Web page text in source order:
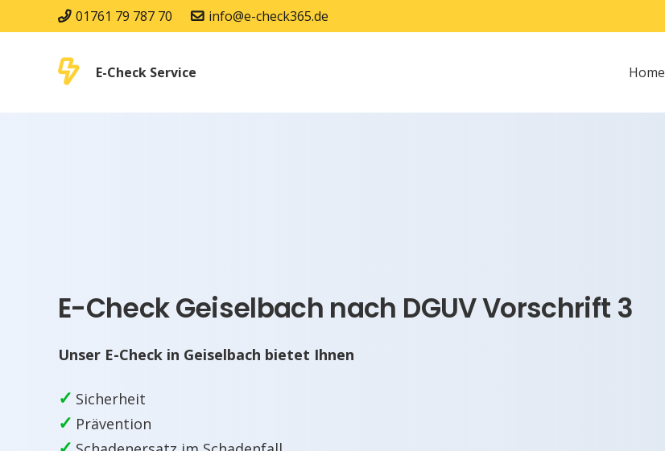
01761 79 787 70 info@e-check365.de
E-Check Service Home
E-Check Geiselbach nach DGUV Vorschrift 3
Unser E-Check in Geiselbach bietet Ihnen
✓ Sicherheit
✓ Prävention